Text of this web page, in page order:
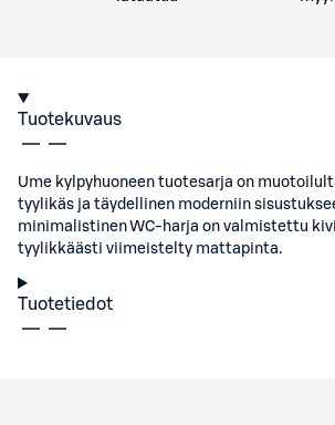
Tuotekuvaus
Ume kylpyhuoneen tuotesarja on
tyylikäs ja täydellinen moderniin
minimalistinen WC-harja on valmistettu
tyylikkäästi viimeistelty mattapinta.
Tuotetiedot